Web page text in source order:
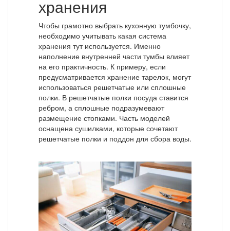
хранения
Чтобы грамотно выбрать кухонную тумбочку,
необходимо учитывать какая система
хранения тут используется. Именно
наполнение внутренней части тумбы влияет
на его практичность. К примеру, если
предусматривается хранение тарелок, могут
использоваться решетчатые или сплошные
полки. В решетчатые полки посуда ставится
ребром, а сплошные подразумевают
размещение стопками. Часть моделей
оснащена сушилками, которые сочетают
решетчатые полки и поддон для сбора воды.